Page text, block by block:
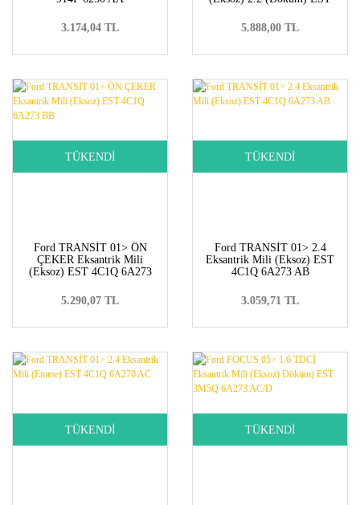
3.174,04 TL
5.888,00 TL
TÜKENDİ
Ford TRANSİT 01> ÖN
ÇEKER Eksantrik Mili
(Eksoz) EST 4C1Q 6A273
5.290,07 TL
TÜKENDİ
Ford TRANSİT 01> 2.4
Eksantrik Mili (Eksoz) EST
4C1Q 6A273 AB
3.059,71 TL
TÜKENDİ TÜKENDİ